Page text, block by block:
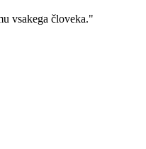
vsakega človeka."